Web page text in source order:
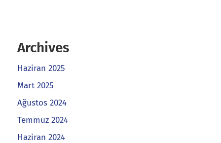
Archives
Haziran 2025
Mart 2025
Ağustos 2024
Temmuz 2024
Haziran 2024